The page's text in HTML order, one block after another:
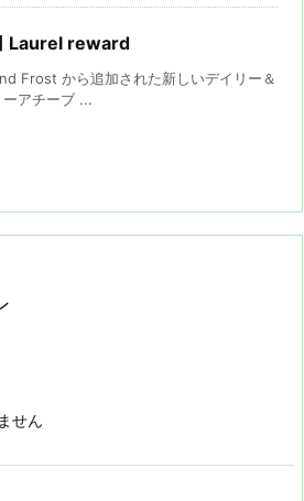
Laurel reward
Frost から追加された新しいデイリー＆
ーアチーブ ...
せん